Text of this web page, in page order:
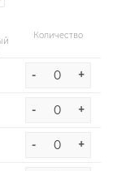
Количество
- +
- +
- +